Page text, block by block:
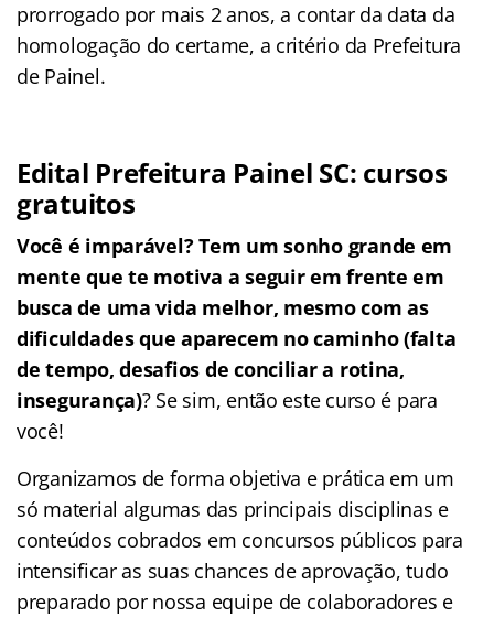
prorrogado por mais 2 anos, a contar da data da
homologação do certame, a critério da Prefeitura
de Painel.
Edital Prefeitura Painel SC: cursos
gratuitos
Você é imparável? Tem um sonho grande em
mente que te motiva a seguir em frente em
busca de uma vida melhor, mesmo com as
dificuldades que aparecem no caminho (falta
de tempo, desafios de conciliar a rotina,
insegurança)? Se sim, então este curso é para
você!
Organizamos de forma objetiva e prática em um
só material algumas das principais disciplinas e
conteúdos cobrados em concursos públicos para
intensificar as suas chances de aprovação, tudo
preparado por nossa equipe de colaboradores e